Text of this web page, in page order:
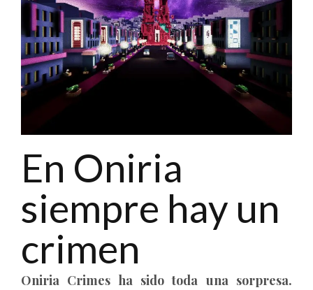
En Oniria
siempre hay un
crimen
Oniria Crimes ha sido toda una sorpresa.